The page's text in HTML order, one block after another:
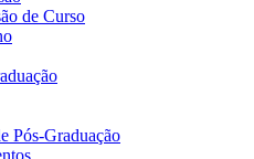
de Curso
Pós-Graduação